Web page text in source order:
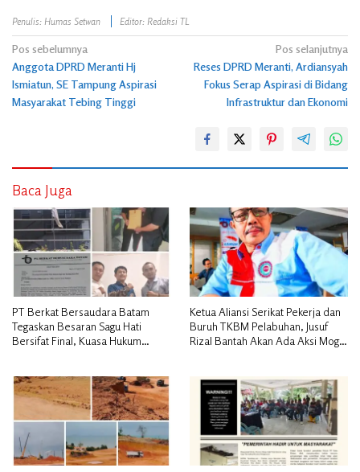
Penulis: Humas Setwan Editor: Redaksi TL
Navigasi
pos
Pos sebelumnya
Anggota DPRD Meranti Hj
Ismiatun, SE Tampung Aspirasi
Masyarakat Tebing Tinggi
Pos selanjutnya
Reses DPRD Meranti, Ardiansyah
Fokus Serap Aspirasi di Bidang
Infrastruktur dan Ekonomi
Baca Juga
PT Berkat Bersaudara Batam
Tegaskan Besaran Sagu Hati
Bersifat Final, Kuasa Hukum
Ketua Aliansi Serikat Pekerja dan
Buruh TKBM Pelabuhan, Jusuf
Rizal Bantah Akan Ada Aksi Mogol